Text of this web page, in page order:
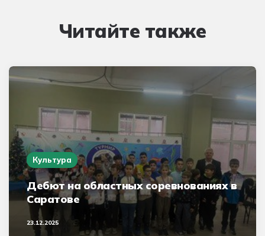
Читайте также
Культура
Дебют на областных соревнованиях в
Саратове
23.12.2025